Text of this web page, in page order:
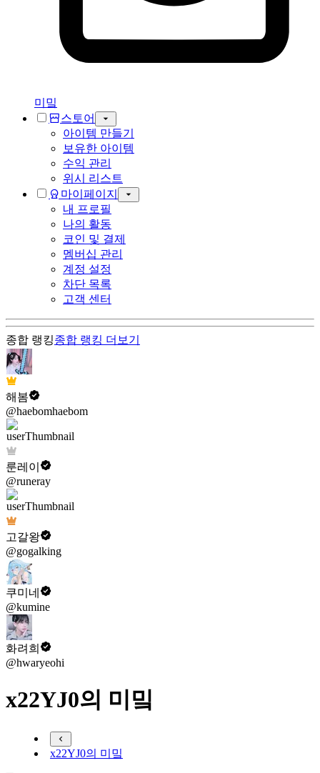
미밐
스토어
아이템 만들기
보유한 아이템
수익 관리
위시 리스트
마이페이지
내 프로필
나의 활동
코인 및 결제
멤버십 관리
계정 설정
차단 목록
고객 센터
종합 랭킹종합 랭킹 더보기
해봄
@haebomhaebom
룬레이
@runeray
고갈왕
@gogalking
쿠미네
@kumine
화려희
@hwaryeohi
x22YJ0의 미밐
x22YJ0의 미밐